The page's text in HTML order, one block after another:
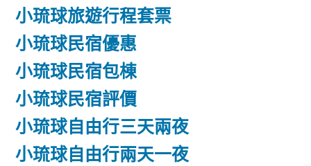
小琉球旅遊行程套票
小琉球民宿優惠
小琉球民宿包棟
小琉球民宿評價
小琉球自由行三天兩夜
小琉球自由行兩天一夜